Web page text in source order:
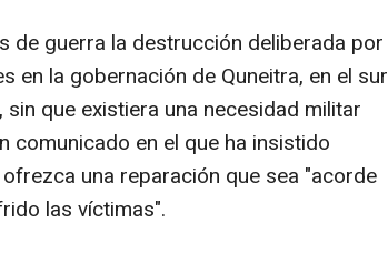
de guerra la destrucción deliberada por
en la gobernación de Quneitra, en el sur
que existiera una necesidad militar
comunicado en el que ha insistido
una reparación que sea "acorde
las víctimas".